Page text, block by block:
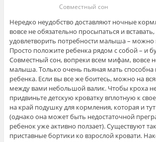
Совместный сон
Нередко неудобство доставляют ночные
вовсе не обязательно просыпаться и
удовлетворить потребности малыша – можно
Просто положите ребенка рядом с собой – и
Совместный сон, вопреки всем мифам, вовсе
малыша. Только очень пьяная мать способна
ребенка. Если вы все же боитесь, можно на
между вами небольшой валик. Чтобы кроха
придвиньте детскую кроватку вплотную к
на край подушку для кормления, которая и
(однако она может быть недостаточной
ребенок уже активно ползает). Существуют
приставные бортики ко взрослой кровати.